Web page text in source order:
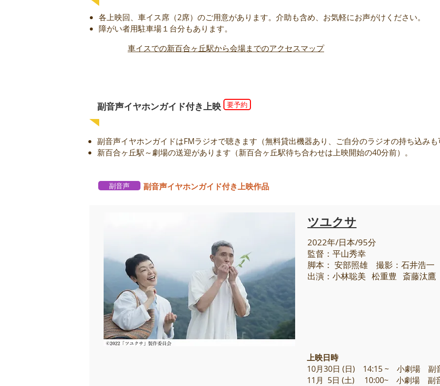
各上映回、車イス席（2席）のご用意があります。介助も含め、お気軽にお声がけください。
障がい者用駐車場１台分もあります。
車イスでの新百合ヶ丘駅から会場までのアクセスマップ
副音声イヤホンガイド付き上映 要予約
副音声イヤホンガイドはFMラジオで聴きます（無料貸出機器あり、ご自分のラジオの持ち込み
新百合ヶ丘駅～劇場の送迎があります（新百合ヶ丘駅待ち合わせは上映開始の40分前）。
副音声 ​副音声イヤホンガイド付き上映作品
ツユクサ
2022年/日本/95分
監督：平山秀幸
脚本： 安部照雄 撮影：石井浩一
出演：小林聡美 松重豊 斎藤汰鷹
上映日時
10月30日 (日) 14:15 ~ 小劇場
11月 5日 (土) 10:00~ 小劇場 副